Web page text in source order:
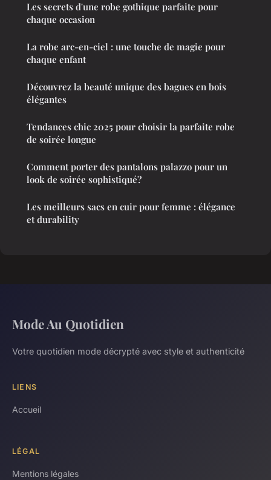
Les secrets d'une robe gothique parfaite pour
chaque occasion
La robe arc-en-ciel : une touche de magie pour
chaque enfant
Découvrez la beauté unique des bagues en bois
élégantes
Tendances chic 2025 pour choisir la parfaite robe
de soirée longue
Comment porter des pantalons palazzo pour un
look de soirée sophistiqué?
Les meilleurs sacs en cuir pour femme : élégance
et durability
Mode Au Quotidien
Votre quotidien mode décrypté avec style et authenticité
LIENS
Accueil
LÉGAL
Mentions légales